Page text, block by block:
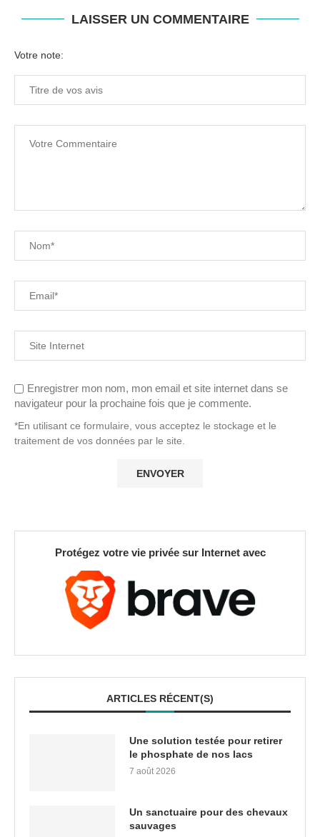
LAISSER UN COMMENTAIRE
Votre note:
Enregistrer mon nom, mon email et site internet dans se
navigateur pour la prochaine fois que je commente.
*En utilisant ce formulaire, vous acceptez le stockage et le
traitement de vos données par le site.
Protégez votre vie privée sur Internet avec
ARTICLES RÉCENT(S)
Une solution testée pour retirer
le phosphate de nos lacs
7 août 2026
Un sanctuaire pour des chevaux
sauvages